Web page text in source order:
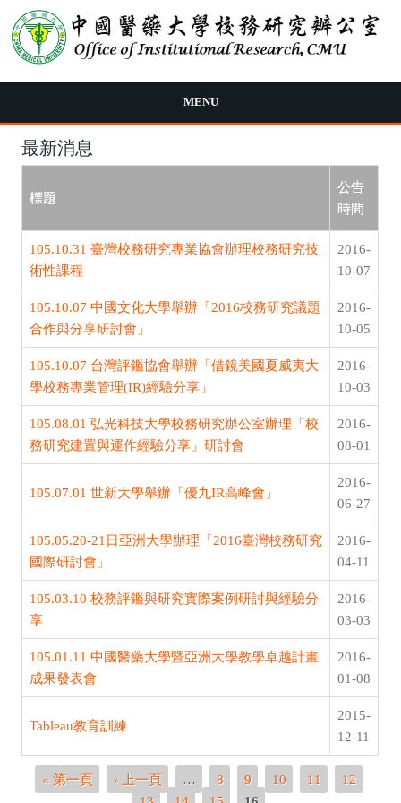
移至主內容
MENU
最新消息
標題
公告
時間
105.10.31 臺灣校務研究專業協會辦理校務研究技
術性課程
2016-
10-07
105.10.07 中國文化大學舉辦「2016校務研究議題
合作與分享研討會」
2016-
10-05
105.10.07 台灣評鑑協會舉辦「借鏡美國夏威夷大
學校務專業管理(IR)經驗分享」
2016-
10-03
105.08.01 弘光科技大學校務研究辦公室辦理「校
務研究建置與運作經驗分享」研討會
2016-
08-01
105.07.01 世新大學舉辦「優九IR高峰會」
2016-
06-27
105.05.20-21日亞洲大學辦理「2016臺灣校務研究
國際研討會」
2016-
04-11
105.03.10 校務評鑑與研究實際案例研討與經驗分
享
2016-
03-03
105.01.11 中國醫藥大學暨亞洲大學教學卓越計畫
成果發表會
2016-
01-08
Tableau教育訓練
2015-
12-11
頁面« 第一頁 ‹ 上一頁 … 8 9 10 11
12